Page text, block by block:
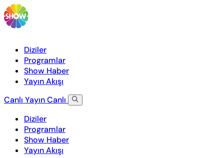
Diziler
Programlar
Show Haber
Yayın Akışı
Canlı YayınCanlı
Diziler
Programlar
Show Haber
Yayın Akışı